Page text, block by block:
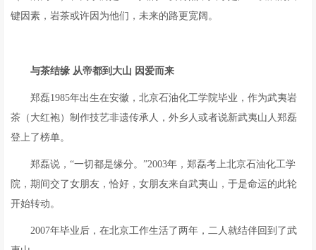
键因素，岩茶或许因为他们，未来的路更宽阔。
与茶结缘 从帝都到大山 因爱而来
郑磊1985年出生在安徽，北京石油化工学院毕业，作为武夷岩
茶（大红袍）制作技艺非遗传承人，外乡人或者说新武夷山人郑磊
登上了榜单。
郑磊说，“一切都是缘分。”2003年，郑磊考上北京石油化工学
院，期间交了女朋友，恰好，女朋友来自武夷山，于是命运的此轮
开始转动。
2007年毕业后，在北京工作生活了两年，二人就结伴回到了武